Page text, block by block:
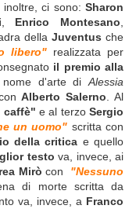
inoltre, ci sono:Sharon
Enrico Montesano
della Juventus che
libero"realizzata per
il premio alla
d'arte diAlessia
Alberto Salerno . Al
caffè" e al terzoSergio
un uomo" scritta con
della critica e quello
testo va, invece, ai
Mirò con
"Nessuno
di morte scritta da
va, invece, a Franco